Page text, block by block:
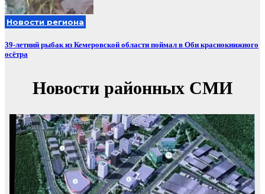
Новости региона
39-летний рыбак из Кемеровской области поймал в Оби краснокнижного
осётра